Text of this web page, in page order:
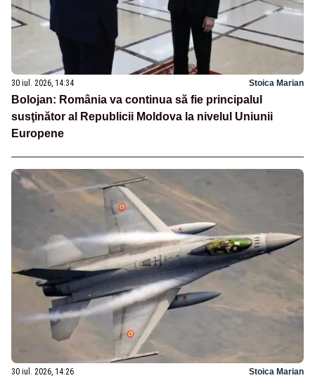
30 iul. 2026, 14:34 Stoica Marian
Bolojan: România va continua să fie principalul
susţinător al Republicii Moldova la nivelul Uniunii
Europene
30 iul. 2026, 14:26 Stoica Marian